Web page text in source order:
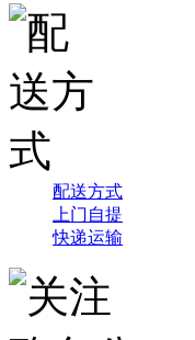
配送方式
上门自提
快递运输